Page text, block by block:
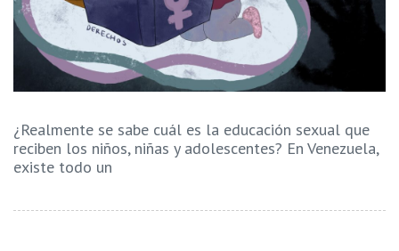
¿Realmente se sabe cuál es la educación sexual que
reciben los niños, niñas y adolescentes? En Venezuela,
existe todo un